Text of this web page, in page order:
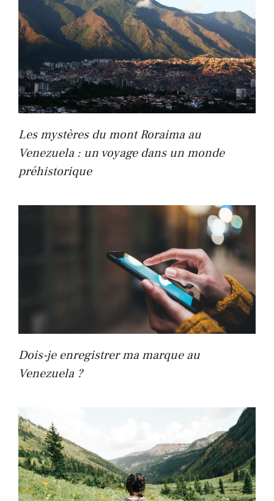
Les mystères du mont Roraima au
Venezuela : un voyage dans un monde
préhistorique
Dois-je enregistrer ma marque au
Venezuela ?